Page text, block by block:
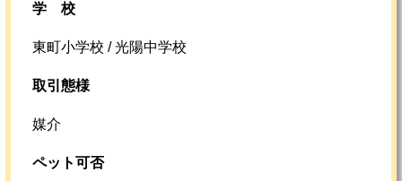
学校
東町小学校 / 光陽中学校
取引態様
媒介
ペット可否